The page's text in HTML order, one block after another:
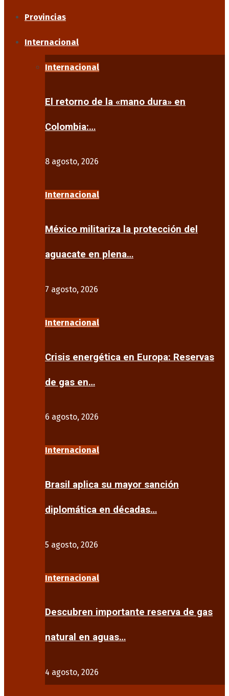
Provincias
Internacional
Internacional
El retorno de la «mano dura» en
Colombia:…
8 agosto, 2026
Internacional
México militariza la protección del
aguacate en plena…
7 agosto, 2026
Internacional
Crisis energética en Europa: Reservas
de gas en…
6 agosto, 2026
Internacional
Brasil aplica su mayor sanción
diplomática en décadas…
5 agosto, 2026
Internacional
Descubren importante reserva de gas
natural en aguas…
4 agosto, 2026